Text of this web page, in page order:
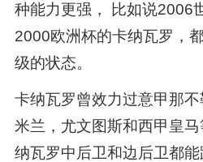
种能力更强， 比如说2006
2000欧洲杯的卡纳瓦罗，
级的状态。
卡纳瓦罗曾效力过意甲那
米兰，尤文图斯和西甲皇
纳瓦罗中后卫和边后卫都能